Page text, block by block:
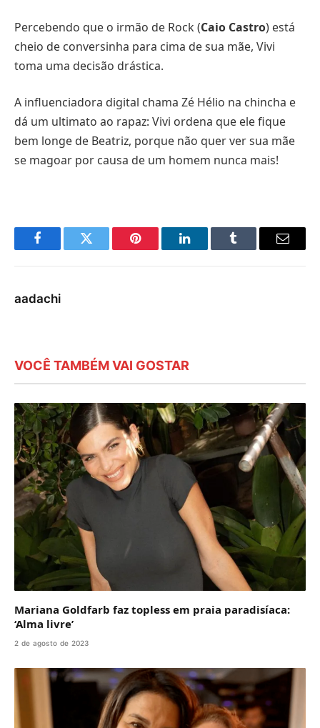
Percebendo que o irmão de Rock (Caio Castro) está
cheio de conversinha para cima de sua mãe, Vivi
toma uma decisão drástica.
A influenciadora digital chama Zé Hélio na chincha e
dá um ultimato ao rapaz: Vivi ordena que ele fique
bem longe de Beatriz, porque não quer ver sua mãe
se magoar por causa de um homem nunca mais!
FacebookTwitter Pinterest LinkedInTumblr
E-
aadachi
VOCÊ TAMBÉM VAI GOSTAR
Mariana Goldfarb faz topless em praia paradisíaca:
‘Alma livre’
2 de agosto de 2023